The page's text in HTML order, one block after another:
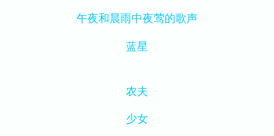
午夜和晨雨中夜莺的歌声
蓝星
农夫
少女